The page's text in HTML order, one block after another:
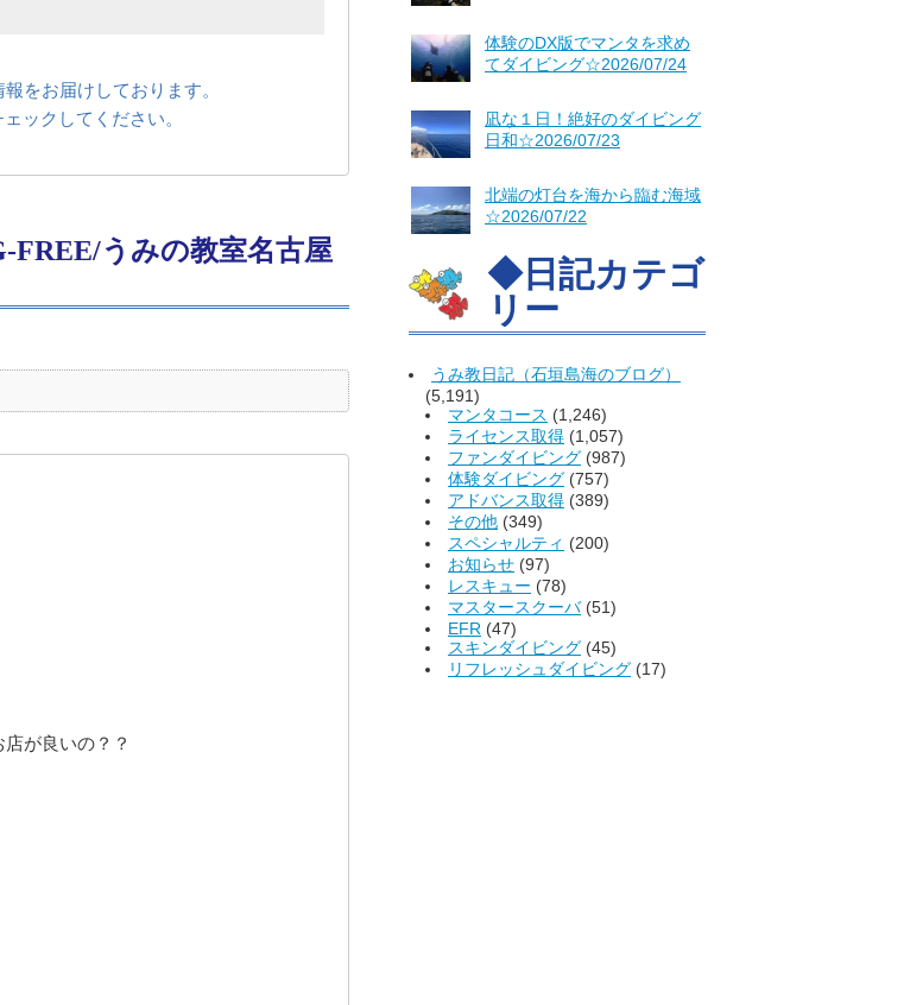
体験のDX版でマンタを求め
てダイビング☆2026/07/24
凪な１日！絶好のダイビング
日和☆2026/07/23
北端の灯台を海から臨む海域
☆2026/07/22
◆日記カテゴ
リー
うみ教日記（石垣島海のブログ）
(5,191)
マンタコース (1,246)
ライセンス取得 (1,057)
ファンダイビング (987)
体験ダイビング (757)
アドバンス取得 (389)
その他 (349)
スペシャルティ (200)
お知らせ (97)
レスキュー (78)
マスタースクーバ(51)
EFR (47)
スキンダイビング (45)
リフレッシュダイビング (17)
をお届けしております。
ックしてください。
うみの教室名古屋
が良いの？？